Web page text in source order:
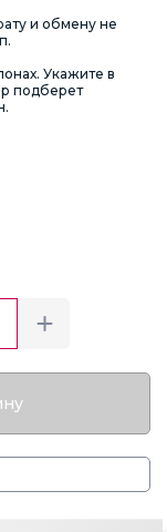
и обмену не
Укажите в
подберет